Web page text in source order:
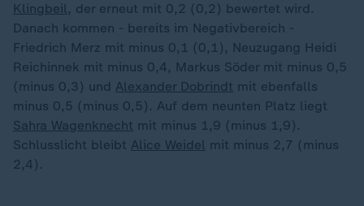
Klingbeil, der erneut mit 0,2 (0,2) bewertet wird.
Danach kommen - bereits im Negativbereich -
Friedrich Merz mit minus 0,1 (0,1), Neuzugang Heidi
Reichinnek mit minus 0,4, Markus Söder mit minus 0,5
(minus 0,3) und Alexander Dobrindt mit ebenfalls
minus 0,5 (minus 0,5). Auf dem neunten Platz liegt
Sahra Wagenknecht mit minus 1,9 (minus 1,9).
Schlusslicht bleibt Alice Weidel mit minus 2,7 (minus
2,4).